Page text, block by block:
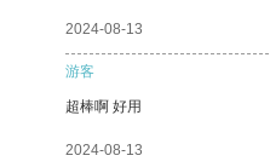
2024-08-13
游客
超棒啊 好用
2024-08-13